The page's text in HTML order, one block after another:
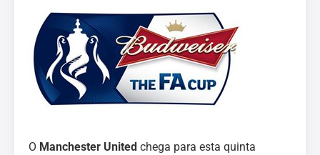
O Manchester United chega para esta quinta